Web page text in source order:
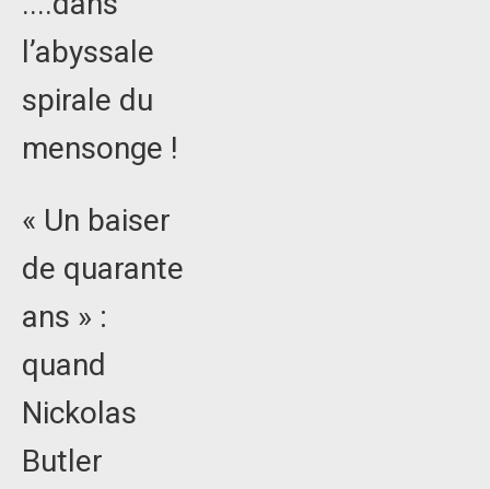
l’abyssale
spirale du
mensonge !
« Un baiser
de quarante
ans » :
quand
Nickolas
Butler